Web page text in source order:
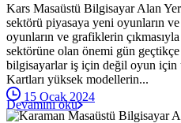
Kars Masaüstü Bilgisayar Alan
sektörü piyasaya yeni oyunların
oyunların ve grafiklerin
sektörüne olan önemi gün geçtikçe
bilgisayarlar iş için değil oyun için
Kartları yüksek modellerin...
15 Ocak 2024
Devamını oku